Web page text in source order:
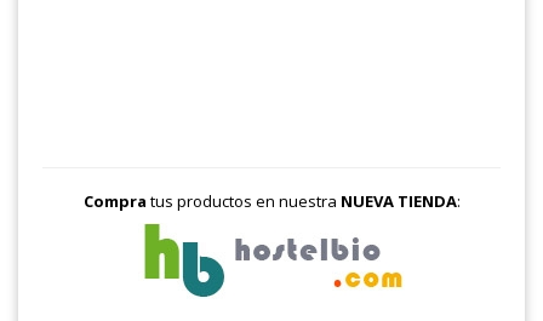
Compra tus productos en nuestra NUEVA TIENDA: